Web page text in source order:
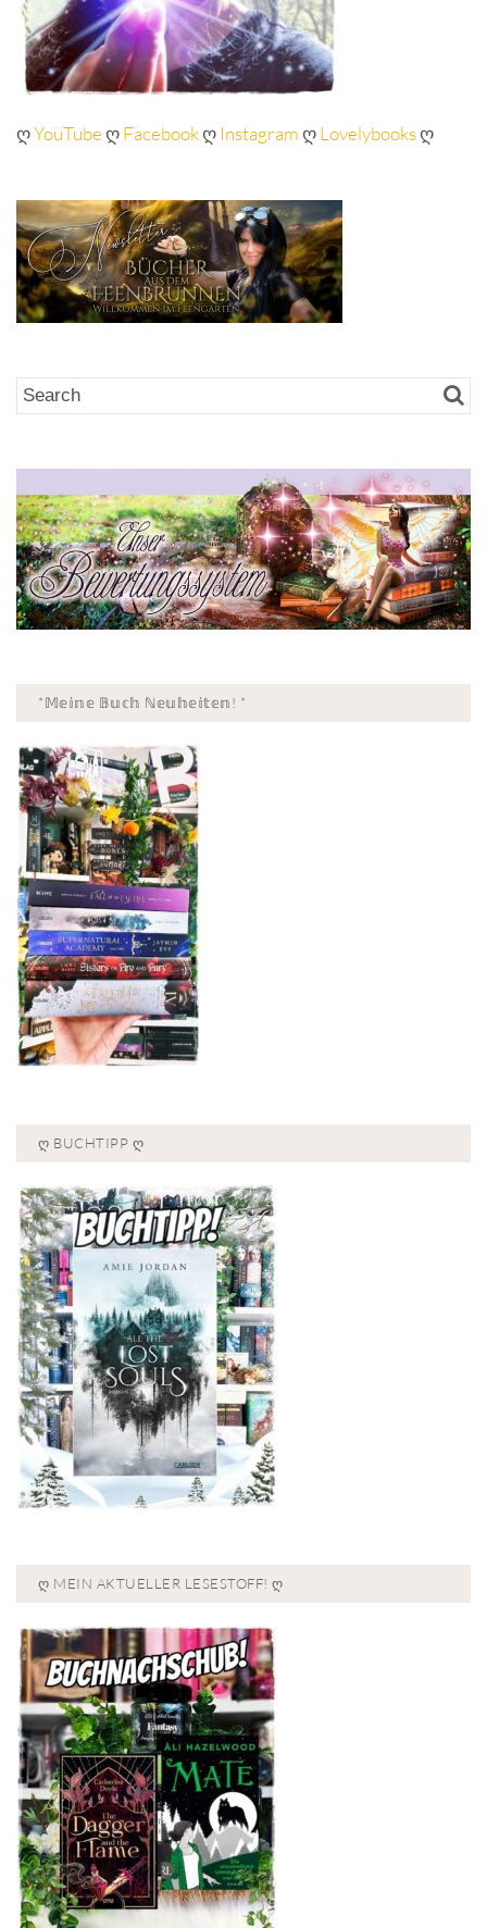
ღYouTubeღFacebookღ InstagramღLovelybooksღ
*𝕄𝕖𝕚𝕟𝕖 𝔹𝕦𝕔𝕙 ℕ𝕖𝕦𝕙𝕖𝕚𝕥𝕖𝕟! *
Ღ BUCHTIPP Ღ
Ღ MEIN AKTUELLER LESESTOFF! Ღ